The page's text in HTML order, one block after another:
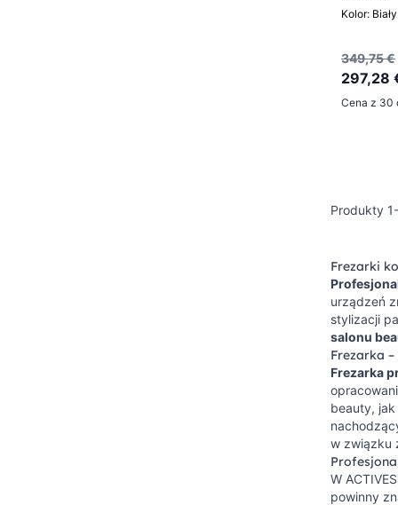
Kolor: Biały
349,75 €
297,28
Cena z 30
Produkty 1-
Frezarki
urządzeń
stylizacji
salonu
Frezarka
Frezarka
beauty, jak
w związku
W
powinny